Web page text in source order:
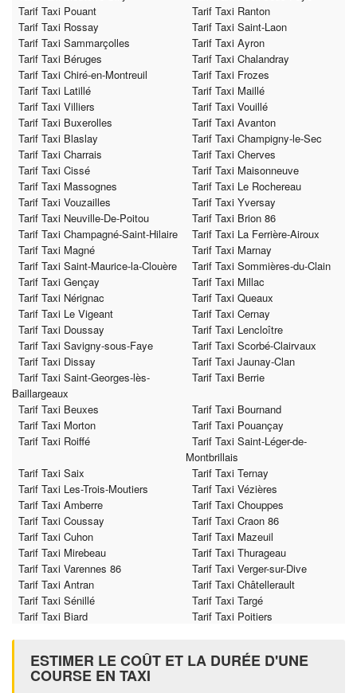
Tarif Taxi Pouant
Tarif Taxi Ranton
Tarif Taxi Rossay
Tarif Taxi Saint-Laon
Tarif Taxi Sammarçolles
Tarif Taxi Ayron
Tarif Taxi Béruges
Tarif Taxi Chalandray
Tarif Taxi Chiré-en-Montreuil
Tarif Taxi Frozes
Tarif Taxi Latillé
Tarif Taxi Maillé
Tarif Taxi Villiers
Tarif Taxi Vouillé
Tarif Taxi Buxerolles
Tarif Taxi Avanton
Tarif Taxi Blaslay
Tarif Taxi Champigny-le-Sec
Tarif Taxi Charrais
Tarif Taxi Cherves
Tarif Taxi Cissé
Tarif Taxi Maisonneuve
Tarif Taxi Massognes
Tarif Taxi Le Rochereau
Tarif Taxi Vouzailles
Tarif Taxi Yversay
Tarif Taxi Neuville-De-Poitou
Tarif Taxi Brion 86
Tarif Taxi Champagné-Saint-Hilaire
Tarif Taxi La Ferrière-Airoux
Tarif Taxi Magné
Tarif Taxi Marnay
Tarif Taxi Saint-Maurice-la-Clouère
Tarif Taxi Sommières-du-Clain
Tarif Taxi Gençay
Tarif Taxi Millac
Tarif Taxi Nérignac
Tarif Taxi Queaux
Tarif Taxi Le Vigeant
Tarif Taxi Cernay
Tarif Taxi Doussay
Tarif Taxi Lencloître
Tarif Taxi Savigny-sous-Faye
Tarif Taxi Scorbé-Clairvaux
Tarif Taxi Dissay
Tarif Taxi Jaunay-Clan
Tarif Taxi Saint-Georges-lès-
Baillargeaux
Tarif Taxi Berrie
Tarif Taxi Beuxes
Tarif Taxi Bournand
Tarif Taxi Morton
Tarif Taxi Pouançay
Tarif Taxi Roiffé
Tarif Taxi Saint-Léger-de-
Montbrillais
Tarif Taxi Saix
Tarif Taxi Ternay
Tarif Taxi Les-Trois-Moutiers
Tarif Taxi Vézières
Tarif Taxi Amberre
Tarif Taxi Chouppes
Tarif Taxi Coussay
Tarif Taxi Craon 86
Tarif Taxi Cuhon
Tarif Taxi Mazeuil
Tarif Taxi Mirebeau
Tarif Taxi Thurageau
Tarif Taxi Varennes 86
Tarif Taxi Verger-sur-Dive
Tarif Taxi Antran
Tarif Taxi Châtellerault
Tarif Taxi Sénillé
Tarif Taxi Targé
Tarif Taxi Biard
Tarif Taxi Poitiers
ESTIMER LE COÛT ET LA DURÉE D'UNE
COURSE EN TAXI